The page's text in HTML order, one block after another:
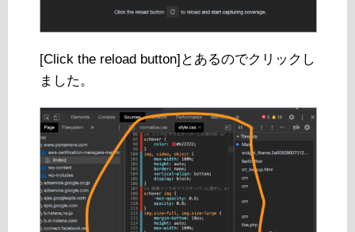
[Click the reload button]とあるのでクリックし
ました。